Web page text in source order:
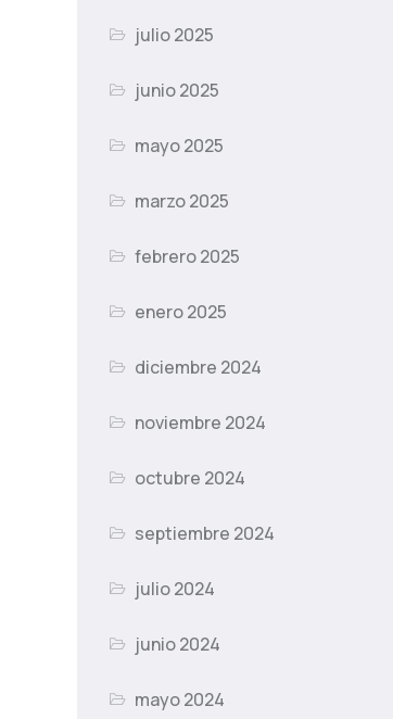
julio 2025
junio 2025
mayo 2025
marzo 2025
febrero 2025
enero 2025
diciembre 2024
noviembre 2024
octubre 2024
septiembre 2024
julio 2024
junio 2024
mayo 2024